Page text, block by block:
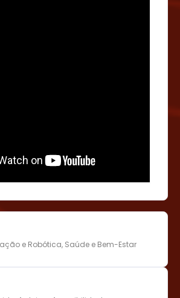
e Robótica, Saúde e Bem-Estar